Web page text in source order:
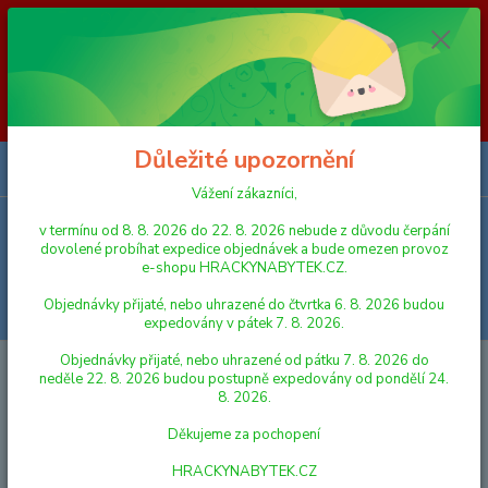
Vážení zákazníci, v termínu od 8. 8. 2026 do 23. 8. 2026 nebude z
důvodu čerpání dovolené probíhat expedice objednávek a bude omezen
provoz e-shopu HRACKYNABYTEK.CZ. Objednávky přijaté, nebo
uhrazené do čtvrtka 6. 8. 2026 budou expedovány v pátek 7. 8. 2026.
Objednávky přijaté, nebo uhrazené od pátku 7. 8. 2026 do neděle 23. 8.
2026 budou postupně expedovány od pondělí 24. 8. 2026. Děkujeme za
pochopení HRACKYNABYTEK.CZ
Menu
Hledat
DĚTSKÉ BATOHY, KUFŘÍKY A TAŠKY
DĚTSKÉ BATOHY, KUFŘÍKY A
Důležité upozornění
Vážení zákazníci,
v termínu od 8. 8. 2026 do 22. 8. 2026 nebude z důvodu čerpání
dovolené probíhat expedice objednávek a bude omezen provoz
e-shopu HRACKYNABYTEK.CZ.
Objednávky přijaté, nebo uhrazené do čtvrtka 6. 8. 2026 budou
expedovány v pátek 7. 8. 2026.
Objednávky přijaté, nebo uhrazené od pátku 7. 8. 2026 do
neděle 22. 8. 2026 budou postupně expedovány od pondělí 24.
8. 2026.
Děkujeme za pochopení
HRACKYNABYTEK.CZ